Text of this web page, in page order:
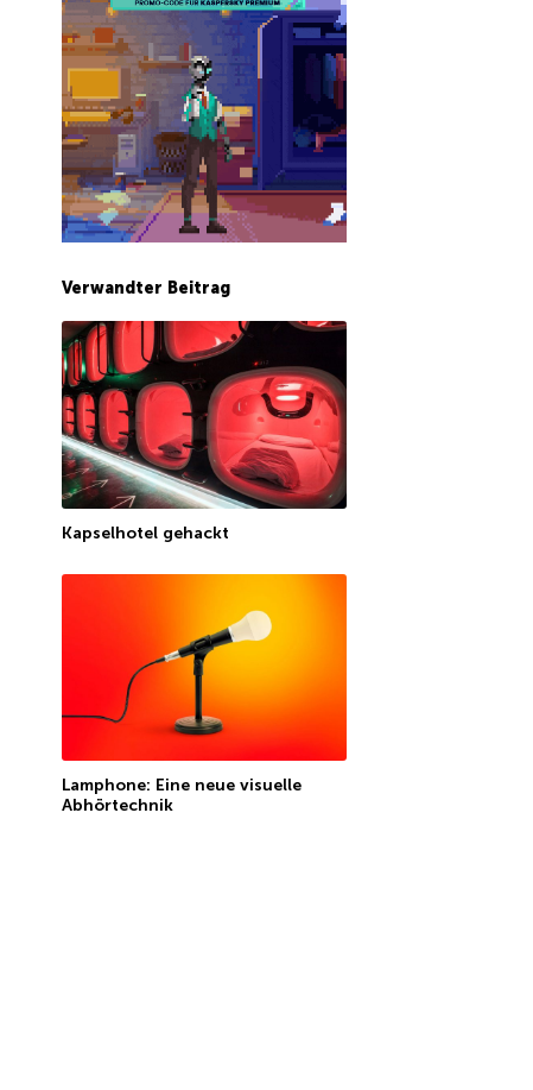
Verwandter Beitrag
Kapselhotel gehackt
Lamphone: Eine neue visuelle
Abhörtechnik